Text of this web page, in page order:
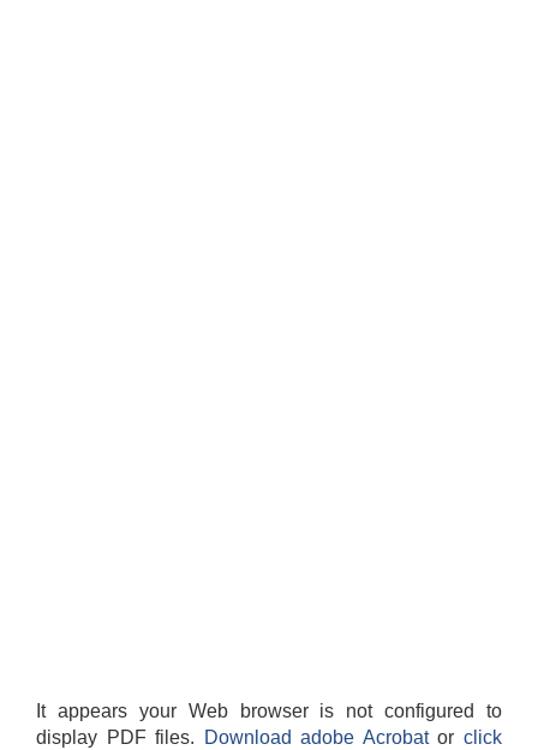
It appears your Web browser is not configured to
display PDF files.
Download adobe Acrobatorclick